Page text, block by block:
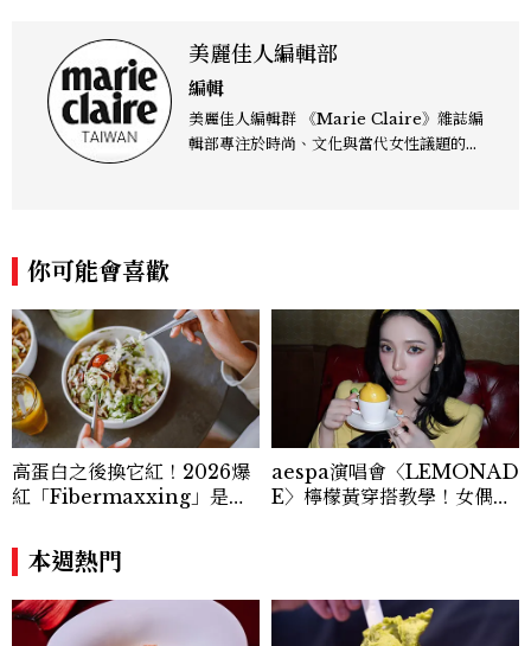
美麗佳人編輯部
編輯
美麗佳人編輯群 《Marie Claire》雜誌編
輯部專注於時尚、文化與當代女性議題的深
度的內容。 《Marie Claire》始終以敏銳
視角與編輯直覺，引領讀者探索女性多元面
貌與生活品味風格的無限可能。
你可能會喜歡
高蛋白之後換它紅！2026爆
紅「Fibermaxxing」是什
狂吃菜
aespa演唱會〈LEMONAD
E〉檸檬黃穿搭教學！女偶像
本週熱門